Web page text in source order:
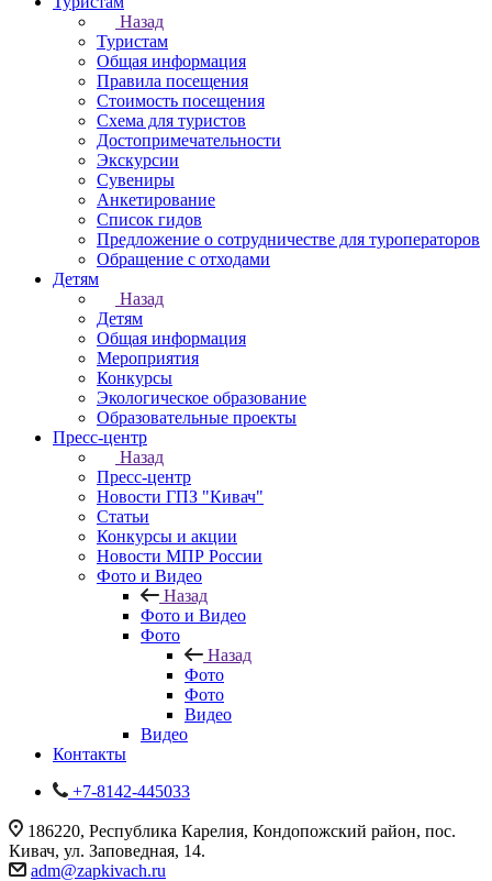
Назад
Туристам
Общая информация
Правила посещения
Стоимость посещения
Схема для туристов
Достопримечательности
Экскурсии
Сувениры
Анкетирование
Список гидов
Предложение о сотрудничестве для туроператоров
Обращение с отходами
Детям
Назад
Детям
Общая информация
Мероприятия
Конкурсы
Экологическое образование
Образовательные проекты
Пресс-центр
Назад
Пресс-центр
Новости ГПЗ "Кивач"
Статьи
Конкурсы и акции
Новости МПР России
Фото и Видео
Назад
Фото и Видео
Фото
Назад
Фото
Фото
Видео
Видео
Контакты
+7-8142-445033
186220, Республика Карелия, Кондопожский район, пос.
Кивач, ул. Заповедная, 14.
adm@zapkivach.ru